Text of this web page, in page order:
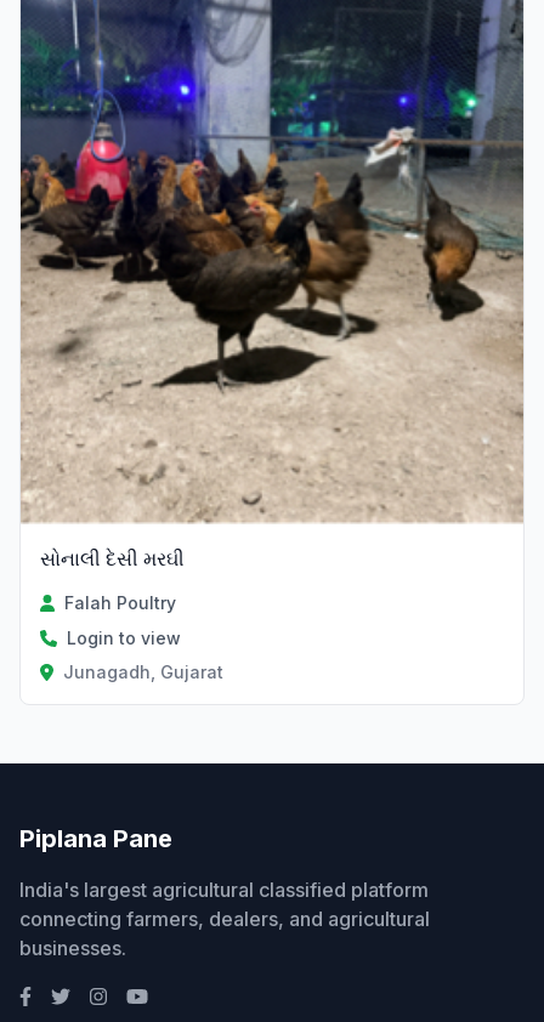
સોનાલી દેસી મરઘી
Falah Poultry
Login to view
Junagadh, Gujarat
Piplana Pane
India's largest agricultural classified platform
connecting farmers, dealers, and agricultural
businesses.